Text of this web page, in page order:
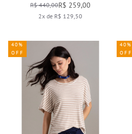
R$ 440,00R$ 259,00
2x de R$ 129,50
40%
OFF
40%
OFF